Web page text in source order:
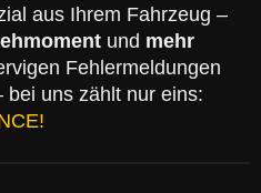
aus Ihrem Fahrzeug –
und mehr
Fehlermeldungen
bei uns zählt nur eins: